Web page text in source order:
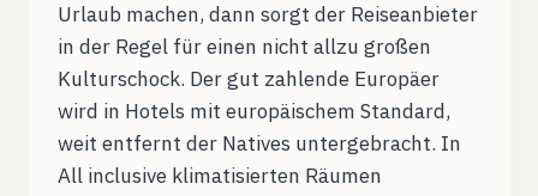
Urlaub machen, dann sorgt der Reiseanbieter
in der Regel für einen nicht allzu großen
Kulturschock. Der gut zahlende Europäer
wird in Hotels mit europäischem Standard,
weit entfernt der Natives untergebracht. In
All inclusive klimatisierten Räumen